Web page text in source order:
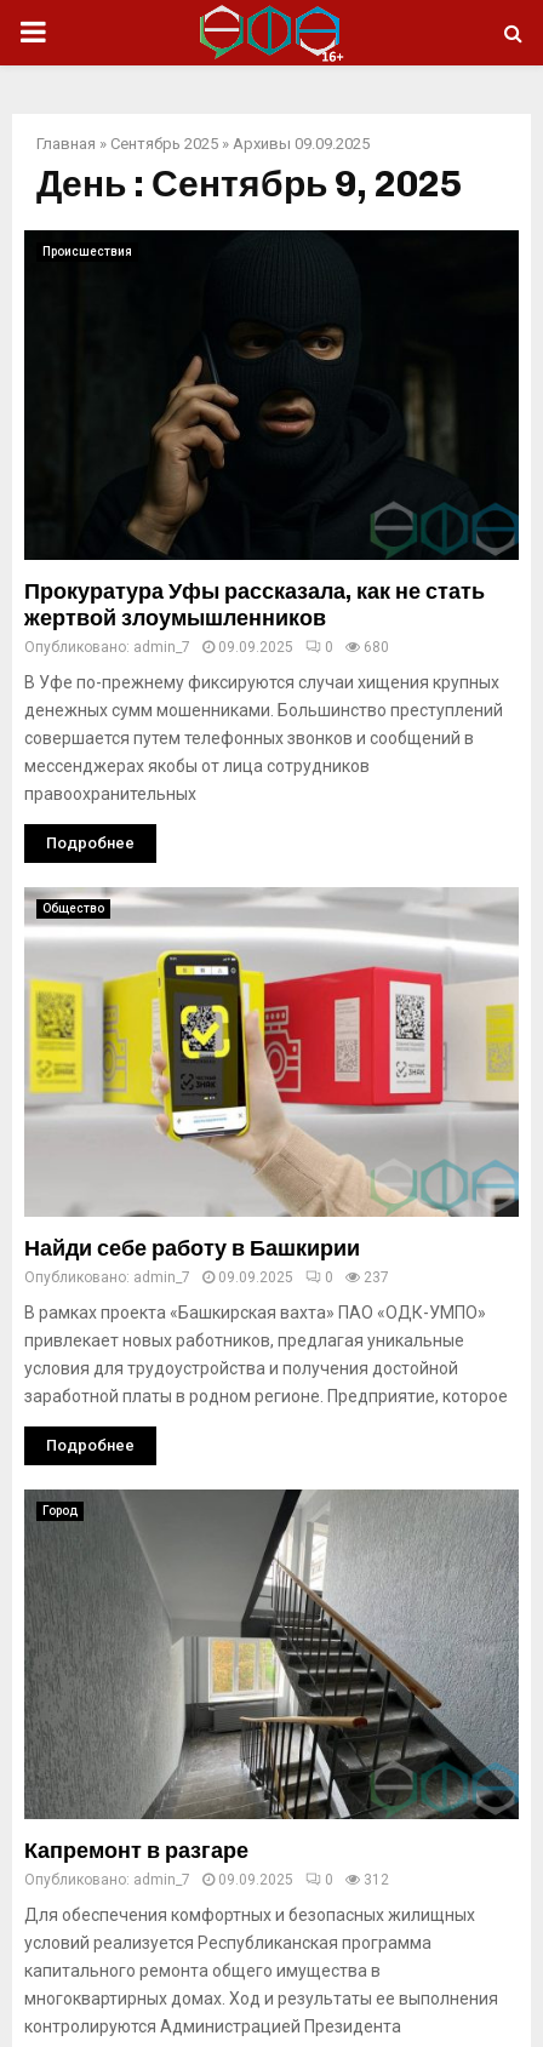
ОСНОВНОЕ
Главная » Сентябрь 2025 » Архивы 09.09.2025
День : Сентябрь 9, 2025
Происшествия
Прокуратура Уфы рассказала, как не стать
жертвой злоумышленников
Опубликовано: admin_7 09.09.2025 0 680
В Уфе по-прежнему фиксируются случаи хищения крупных
денежных сумм мошенниками. Большинство преступлений
совершается путем телефонных звонков и сообщений в
мессенджерах якобы от лица сотрудников
правоохранительных
Подробнее
Общество
Найди себе работу в Башкирии
Опубликовано: admin_7 09.09.2025 0 237
В рамках проекта «Башкирская вахта» ПАО «ОДК-УМПО»
привлекает новых работников, предлагая уникальные
условия для трудоустройства и получения достойной
заработной платы в родном регионе. Предприятие, которое
Подробнее
Город
Капремонт в разгаре
Опубликовано: admin_7 09.09.2025 0 312
Для обеспечения комфортных и безопасных жилищных
условий реализуется Республиканская программа
капитального ремонта общего имущества в
многоквартирных домах. Ход и результаты ее выполнения
контролируются Администрацией Президента